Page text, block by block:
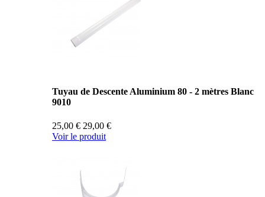
Tuyau de Descente Aluminium 80 - 2 mètres Blanc
9010
25,00 € 29,00 €
Voir le produit